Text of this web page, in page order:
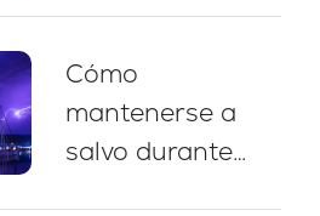
náutico, paradas
para nadar y
consejos de
Cómo
mantenerse a
salvo durante